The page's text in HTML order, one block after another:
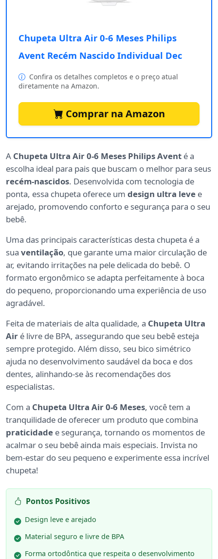
Chupeta Ultra Air 0-6 Meses Philips
Avent Recém Nascido Individual Dec
Confira os detalhes completos e o preço atual
diretamente na Amazon.
Comprar na Amazon
A Chupeta Ultra Air 0-6 Meses Philips Avent é a
escolha ideal para pais que buscam o melhor para seus
recém-nascidos. Desenvolvida com tecnologia de
ponta, essa chupeta oferece um design ultra leve e
arejado, promovendo conforto e segurança para o seu
bebê.
Uma das principais características desta chupeta é a
sua ventilação, que garante uma maior circulação de
ar, evitando irritações na pele delicada do bebê. O
formato ergonômico se adapta perfeitamente à boca
do pequeno, proporcionando uma experiência de uso
agradável.
Feita de materiais de alta qualidade, a Chupeta Ultra
Air é livre de BPA, assegurando que seu bebê esteja
sempre protegido. Além disso, seu bico simétrico
ajuda no desenvolvimento saudável da boca e dos
dentes, alinhando-se às recomendações dos
especialistas.
Com a Chupeta Ultra Air 0-6 Meses, você tem a
tranquilidade de oferecer um produto que combina
praticidade e segurança, tornando os momentos de
acalmar o seu bebê ainda mais especiais. Invista no
bem-estar do seu pequeno e experimente essa incrível
chupeta!
Pontos Positivos
Design leve e arejado
Material seguro e livre de BPA
Forma ortodôntica que respeita o desenvolvimento